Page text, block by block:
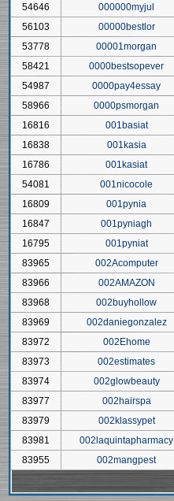
54646
000000myjul
56103
00000bestlor
53778
00001morgan
58421
0000bestsopever
54987
0000pay4essay
58966
0000psmorgan
16816
001basiat
16838
001kasia
16786
001kasiat
54081
001nicocole
16809
001pynia
16847
001pyniagh
16795
001pyniat
83965
002Acomputer
83966
002AMAZON
83968
002buyhollow
83969
002daniegonzalez
83972
002Ehome
83973
002estimates
83974
002glowbeauty
83977
002hairspa
83979
002klassypet
83981
002laquintapharmacy
83955
002mangpest